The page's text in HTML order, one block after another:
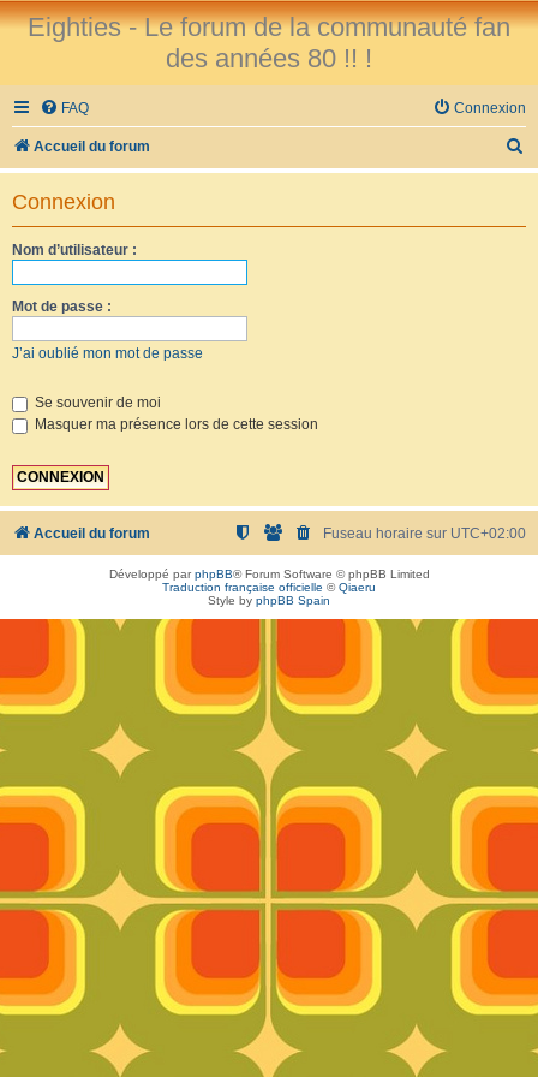
Eighties - Le forum de la communauté fan
des années 80 !! !
FAQ Connexion
Accueil du forum
e
Connexion
Nom d’utilisateur :
Mot de passe :
J’ai oublié mon mot de passe
Se souvenir de moi
Masquer ma présence lors de cette session
Accueil du forum Fuseau horaire sur UTC+02:00
Développé parphpBB® Forum Software © phpBB Limited
Traduction française officielle ©Qiaeru
Style by phpBB Spain